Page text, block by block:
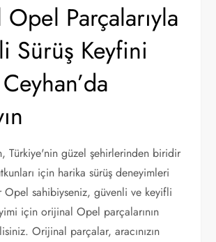
Parçalarıyla
Sürüş Keyfini
Türkiye'nin güzel şehirlerinden biridir
için harika sürüş deneyimleri
Opel sahibiyseniz, güvenli ve keyifli
için orijinal Opel parçalarının
Orijinal parçalar, aracınızın